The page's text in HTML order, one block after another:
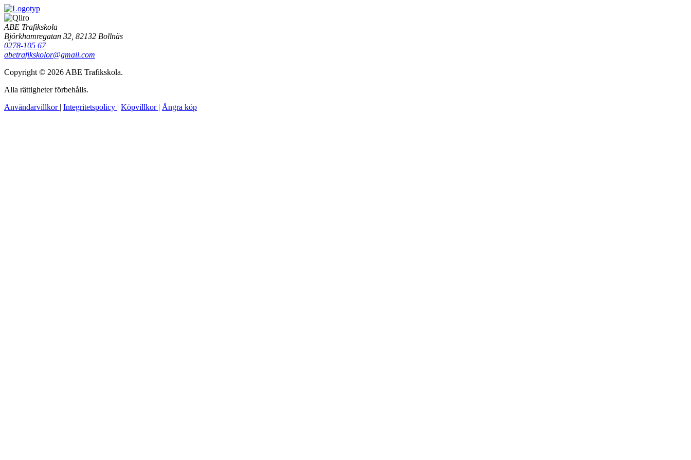
ABE Trafikskola
Björkhamregatan 32, 82132 Bollnäs
0278-105 67
abetrafikskolor@gmail.com
Copyright © 2026 ABE Trafikskola.
Alla rättigheter förbehålls.
Användarvillkor | Integritetspolicy | Köpvillkor | Ångra köp